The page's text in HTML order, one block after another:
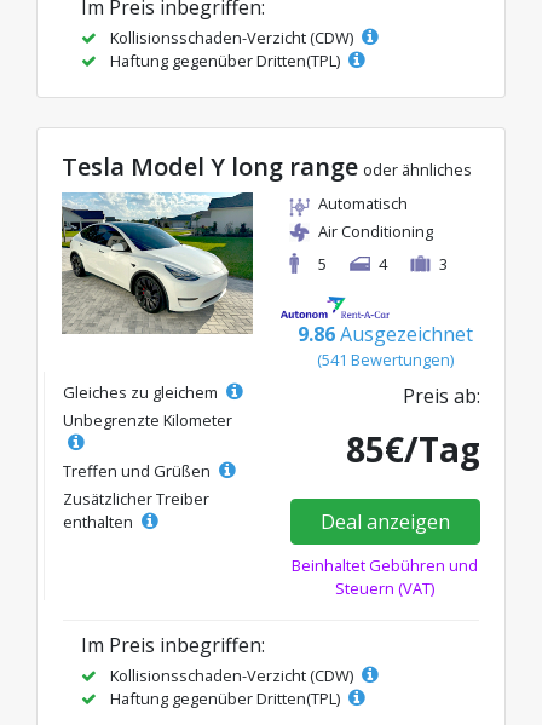
Im Preis inbegriffen:
Kollisionsschaden-Verzicht (CDW)
Haftung gegenüber Dritten(TPL)
Tesla Model Y long range oder ähnliches
Automatisch
Air Conditioning
5
4 3
9.86 Ausgezeichnet
(541 Bewertungen)
Gleiches zu gleichem
Unbegrenzte Kilometer
Treffen und Grüßen
Zusätzlicher Treiber
enthalten
Preis ab:
85€/Tag
Deal anzeigen
Beinhaltet Gebühren und
Steuern (VAT)
Im Preis inbegriffen:
Kollisionsschaden-Verzicht (CDW)
Haftung gegenüber Dritten(TPL)